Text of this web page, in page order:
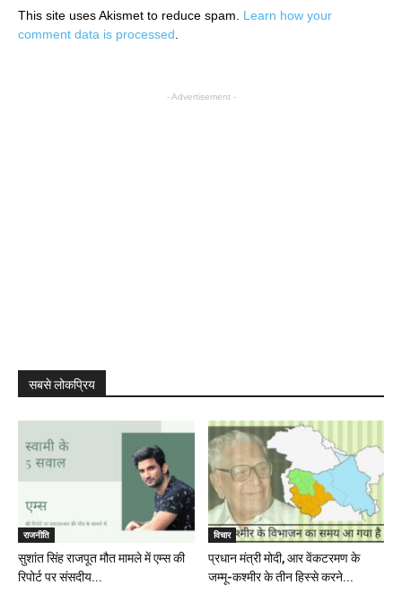
This site uses Akismet to reduce spam. Learn how your
comment data is processed.
- Advertisement -
सबसे लोकप्रिय
राजनीति
सुशांत सिंह राजपूत मौत मामले में एम्स की
रिपोर्ट पर संसदीय...
विचार
प्रधान मंत्री मोदी, आर वेंकटरमण के
जम्मू-कश्मीर के तीन हिस्से करने...